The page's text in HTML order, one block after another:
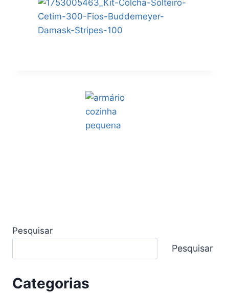
Pesquisar
Pesquisar
Categorias